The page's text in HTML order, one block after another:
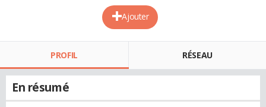
Ajouter
PROFIL RÉSEAU
En résumé